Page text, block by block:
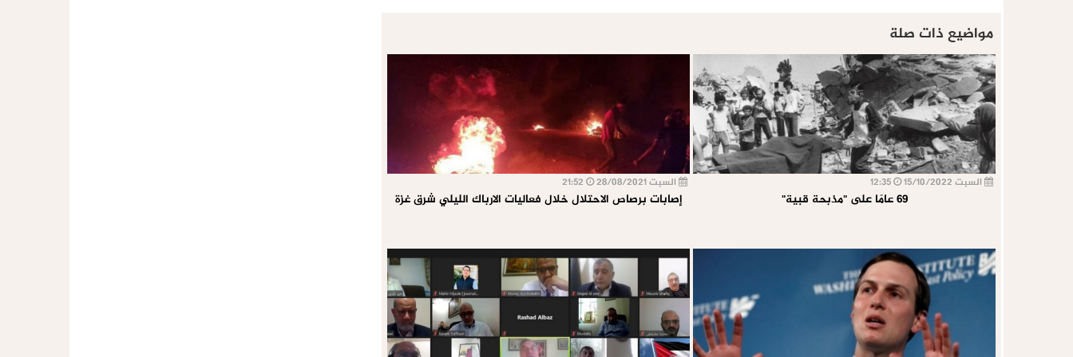
مواضيع ذات صلة
السبت 15/10/2022
69 عامًا على "مذبحة قبية"
السبت 28/08/2021
إصابات برصاص الاحتلال خلال فعاليات الارباك الليلي شرق غزة